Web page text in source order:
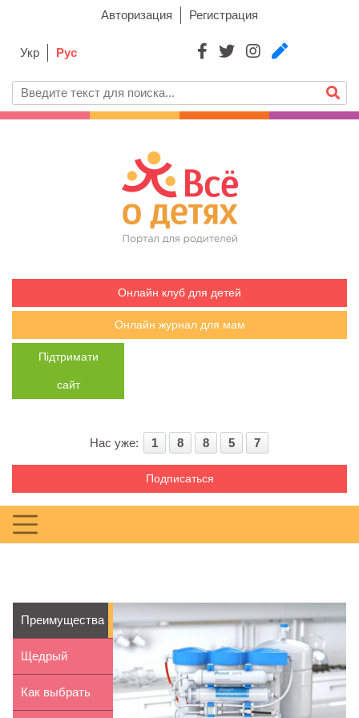
Авторизация Регистрация
Укр Рус
Онлайн клуб для детей
Онлайн журнал для мам
Підтримати
сайт
Нас уже: 1 8 8 5 7
Подписаться
Преимущества
системы
обратного ...
Щедрый
вечер:
Как выбрать